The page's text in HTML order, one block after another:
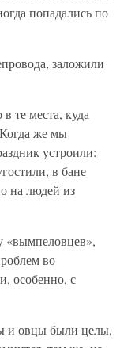
попадались по
заложили
те места, куда
же мы
устроили:
в бане
на людей из
«вымпеловцев»,
во
особенно, с
и овцы были целы,